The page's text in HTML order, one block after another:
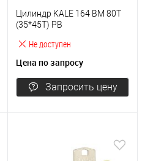
Не доступен
Цилиндр KALE 164 BM 80T
(35*45T) PB
Цена по запросу
Запросить цену